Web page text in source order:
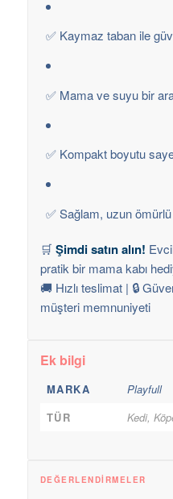
✅ Kaymaz taban ile
✅ Mama ve suyu bir
✅ Kompakt boyutu
✅ Sağlam, uzun
🛒 Şimdi satın alın!
pratik bir mama kabı
🚚 Hızlı teslimat | 🔒
müşteri memnuniyeti
Ek bilgi
MARKA
Playfull
TÜR
Kedi,
DEĞERLENDIRMELER